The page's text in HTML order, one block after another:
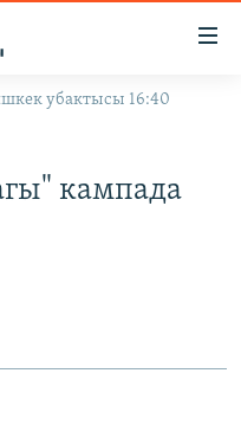
убактысы 16:40
кампада